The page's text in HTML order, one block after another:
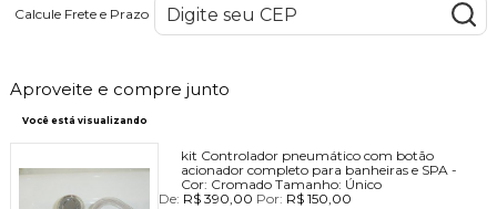
Calcule Frete e Prazo
Aproveite e compre junto
Você está visualizando
kit Controlador pneumático com botão
acionador completo para banheiras e SPA -
Cor: Cromado Tamanho: Único
De: R$ 390,00 Por: R$ 150,00